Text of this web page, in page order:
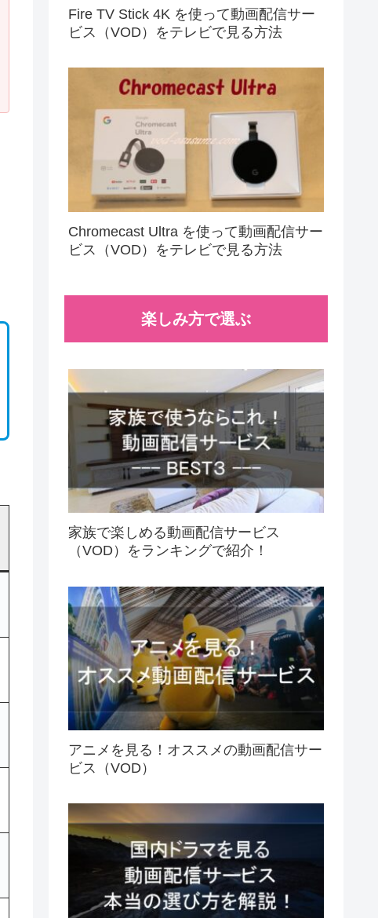
Fire TV Stick 4K を使って動画配信サー
ビス（VOD）をテレビで見る方法
Chromecast Ultra を使って動画配信サー
ビス（VOD）をテレビで見る方法
楽しみ方で選ぶ
家族で楽しめる動画配信サービス
（VOD）をランキングで紹介！
アニメを見る！オススメの動画配信サー
ビス（VOD）